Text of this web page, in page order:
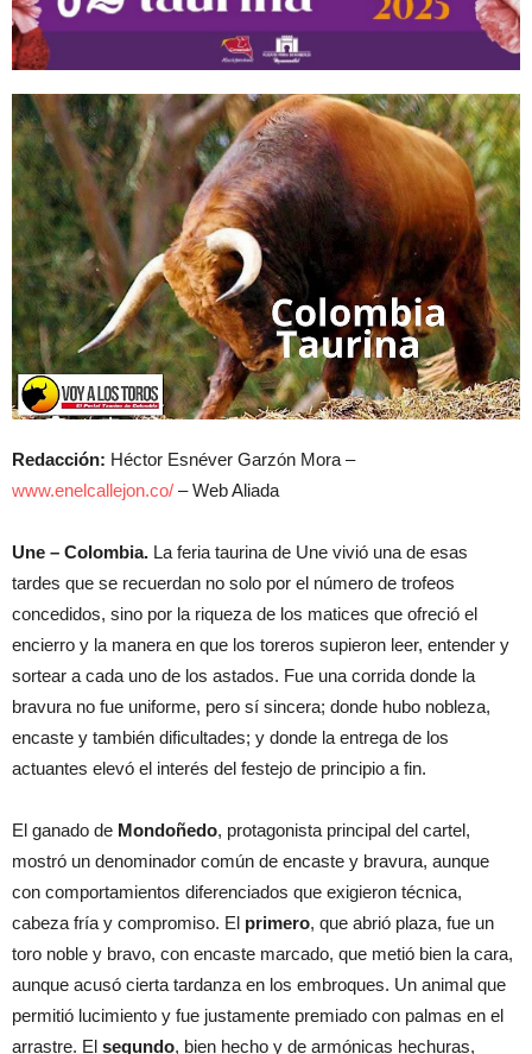
Redacción: Héctor Esnéver Garzón Mora –
www.enelcallejon.co/ – Web Aliada
Une – Colombia. La feria taurina de Une vivió una de esas
tardes que se recuerdan no solo por el número de trofeos
concedidos, sino por la riqueza de los matices que ofreció el
encierro y la manera en que los toreros supieron leer, entender y
sortear a cada uno de los astados. Fue una corrida donde la
bravura no fue uniforme, pero sí sincera; donde hubo nobleza,
encaste y también dificultades; y donde la entrega de los
actuantes elevó el interés del festejo de principio a fin.
El ganado de Mondoñedo, protagonista principal del cartel,
mostró un denominador común de encaste y bravura, aunque
con comportamientos diferenciados que exigieron técnica,
cabeza fría y compromiso. El primero, que abrió plaza, fue un
toro noble y bravo, con encaste marcado, que metió bien la cara,
aunque acusó cierta tardanza en los embroques. Un animal que
permitió lucimiento y fue justamente premiado con palmas en el
arrastre. El segundo, bien hecho y de armónicas hechuras,